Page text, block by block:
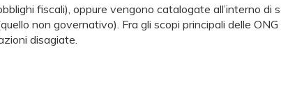
fiscali), oppure vengono catalogate all’interno di
non governativo). Fra gli scopi principali delle
disagiate.